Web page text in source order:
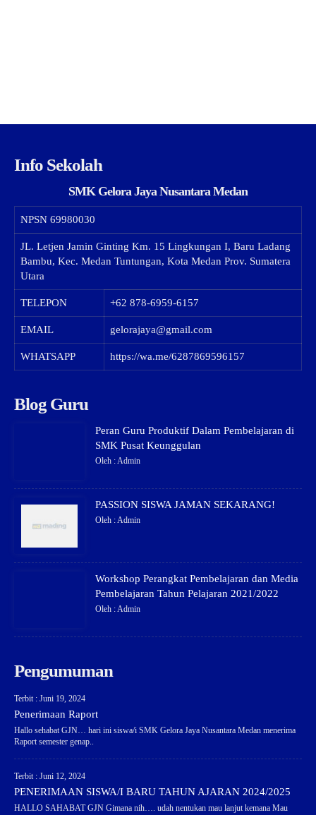
Info Sekolah
SMK Gelora Jaya Nusantara Medan
NPSN 69980030
JL. Letjen Jamin Ginting Km. 15 Lingkungan I, Baru Ladang
Bambu, Kec. Medan Tuntungan, Kota Medan Prov. Sumatera
Utara
TELEPON +62 878-6959-6157
EMAIL gelorajaya@gmail.com
WHATSAPP https://wa.me/6287869596157
Blog Guru
Peran Guru Produktif Dalam Pembelajaran di
SMK Pusat Keunggulan
Oleh : Admin
PASSION SISWA JAMAN SEKARANG!
Oleh : Admin
Workshop Perangkat Pembelajaran dan Media
Pembelajaran Tahun Pelajaran 2021/2022
Oleh : Admin
Pengumuman
Terbit : Juni 19, 2024
Penerimaan Raport
Hallo sehabat GJN… hari ini siswa/i SMK Gelora Jaya Nusantara Medan menerima
Raport semester genap..
Terbit : Juni 12, 2024
PENERIMAAN SISWA/I BARU TAHUN AJARAN 2024/2025
HALLO SAHABAT GJN Gimana nih…. udah nentukan mau lanjut kemana Mau